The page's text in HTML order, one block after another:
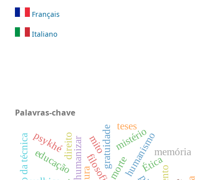
Français
Italiano
Palavras-chave
filosofia
humanizar humanismo
Ética
educação memória
morte
gratuidade mistério
direito
psykhé
teses
mito